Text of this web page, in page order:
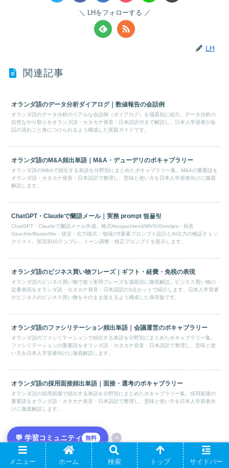
💬 学習コミュニティ 無料 ×
LHをフォローする
LH
関連記事
オランダ語のデータ分析ダイアログ｜数値報告の会話例
オランダ語のデータ分析のリアルな会話例（ダイアログ）を場面別に紹介。データ分析の
自然なやり取りをオランダ語・カタカナ発音・日本語訳付きで解説し、日本人学習者が会
話の流れごと身につけられるよう構成した実践ガイドです。
オランダ語のM&A頻出単語｜M&A・デューデリのボキャブラリー
オランダ語のM&Aで頻出する単語を分野別にまとめたボキャブラリー集。M&Aの重要語を
オランダ語・カタカナ発音・日本語訳で整理し、意味と使い方を日本人学習者向けに徹底
解説します。
ChatGPT・Claudeで蘭語メール｜実務 prompt 템플릿
ChatGPT・Claudeで蘭語メール作成。格式Hoogachtend/MVG/Groetjes・宛名
Geachte/Beste/Hoi・状況・出力様式・地域の5要素プロンプト設計とAI出力の検証チェッ
クリスト、状況別10テンプレ、トーン調整・校正プロンプトを提示します。
オランダ語のビジネス買い物フレーズ｜ギフト・経費・免税の表現
オランダ語のビジネス買い物で使う実用フレーズを場面別に徹底解説。ビジネス買い物の
定番表現をオランダ語・カタカナ発音・日本語訳の3点セットで紹介します。日本人学習者
がビジネスのビジネス買い物をそのまま使えるよう構成した保存版です。
オランダ語のファシリテーション頻出単語｜会議運営のボキャブラリー
オランダ語のファシリテーションで頻出する単語を分野別にまとめたボキャブラリー集。
ファシリテーションの重要語をオランダ語・カタカナ発音・日本語訳で整理し、意味と使
い方を日本人学習者向けに徹底解説します。
オランダ語の採用面接頻出単語｜面接・選考のボキャブラリー
オランダ語の採用面接で頻出する単語を分野別にまとめたボキャブラリー集。採用面接の
重要語をオランダ語・カタカナ発音・日本語訳で整理し、意味と使い方を日本人学習者向
けに徹底解説します。
オランダ語の採用面接フレーズ｜自己PR・志望動機の表現
メニュー ホーム 検索 トップ サイドバー